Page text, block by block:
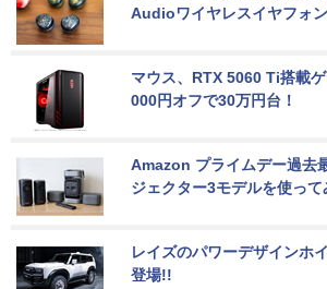
Audioワイヤレスイヤフォ
マウス、RTX 5060 Ti搭載
000円オフで30万円台！
Amazon プライムデー過去
ジェクター3モデルを使って
レイズのパワーデザインホ
登場!!